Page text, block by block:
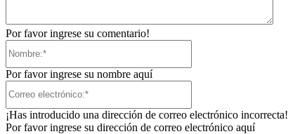
Por favor ingrese su comentario!
Por favor ingrese su nombre aquí
¡Has introducido una dirección de correo electrónico incorrecta!
Por favor ingrese su dirección de correo electrónico aquí